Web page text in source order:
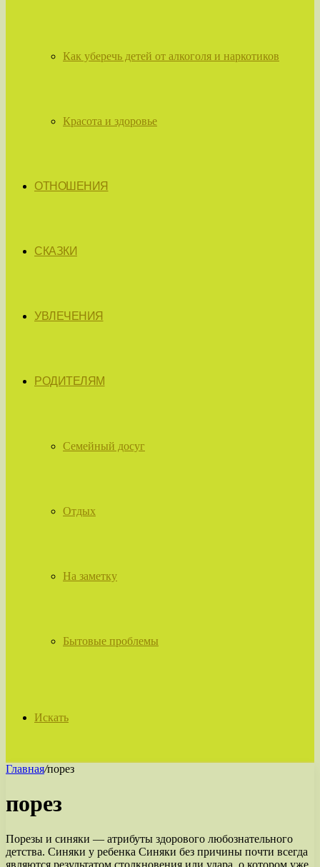
Как уберечь детей от алкоголя и наркотиков
Красота и здоровье
ОТНОШЕНИЯ
СКАЗКИ
УВЛЕЧЕНИЯ
РОДИТЕЛЯМ
Семейный досуг
Отдых
На заметку
Бытовые проблемы
Искать
Главная/порез
порез
Порезы и синяки — атрибуты здорового любознательного
детства. Синяки у ребенка Синяки без причины почти всегда
являются результатом столкновения или удара, о котором уже